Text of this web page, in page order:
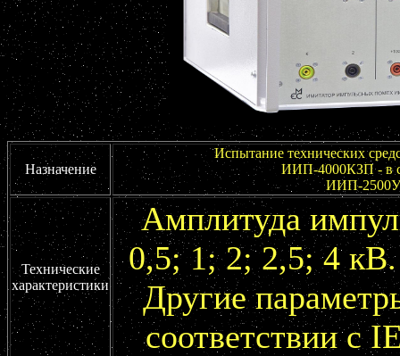
Назначение
Испытание технических
ИИП-4000КЗП - в
ИИП-2500У
Технические
характеристики
Амплитуда
0,5; 1; 2; 2,5; 4
Другие
соответствии с